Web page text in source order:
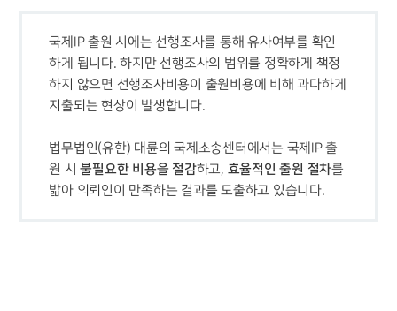
대륜의 강점
오시는 길
글로벌 파트너 로펌
고객의 소리
통합검색
업무사례
국제IP 출원 시에는 선행조사를 통해 유사여부를 확인
하게 됩니다. 하지만 선행조사의 범위를 정확하게 책정
하지 않으면 선행조사비용이 출원비용에 비해 과다하게
법무법인(유한) 대륜의 국제소송센터에서는 국제IP 출
원 시 불필요한 비용을 절감하고, 효율적인 출원 절차를
밟아 의뢰인이 만족하는 결과를 도출하고 있습니다.